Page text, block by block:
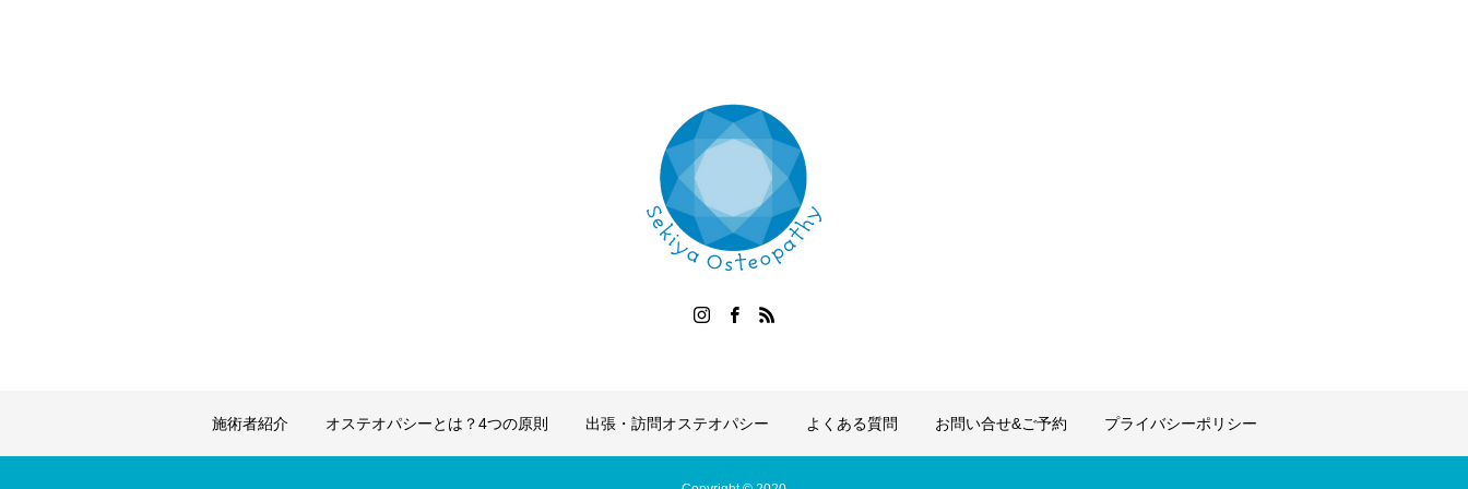
施術者紹介 オステオパシーとは？4つの原則 出張・訪問オステオパシー よくある質問 お問い合せ&ご予約 プライバシーポリシー